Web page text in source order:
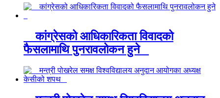
कांग्रेसको आधिकारिकता विवादको
फैसलामाथि पुनरावलोकन हुने